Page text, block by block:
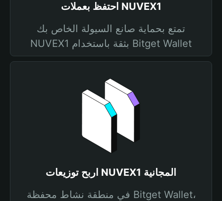
احتفظ بعملات NUVEX1
تمتع بحماية صانع السيولة الخاص بك
NUVEX1 بثقة باستخدام Bitget Wallet
اربح توزيعات NUVEX1 المجانية
في منطقة نشاط محفظة Bitget Wallet،